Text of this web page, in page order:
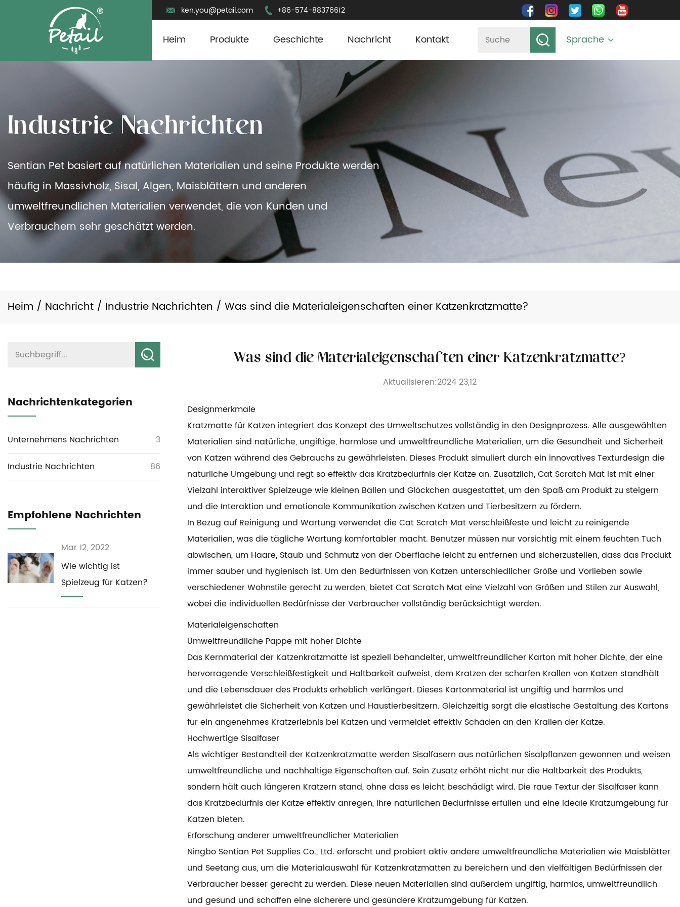
ken.you@petail.com +86-574-88376612
Heim Produkte Geschichte Nachricht Kontakt Sprache
Sentian Pet basiert auf natürlichen Materialien und seine Produkte werden
häufig in Massivholz, Sisal, Algen, Maisblättern und anderen
umweltfreundlichen Materialien verwendet, die von Kunden und
Verbrauchern sehr geschätzt werden.
Heim / Nachricht / Industrie Nachrichten / Was sind die Materialeigenschaften einer Katzenkratzmatte?
Nachrichtenkategorien
Unternehmens Nachrichten 3
Industrie Nachrichten 86
Empfohlene Nachrichten
Mar 12, 2022
Wie wichtig ist
Spielzeug für Katzen?
Was sind die Materialeigenschaften einer Katzenkratzmatte?
Aktualisieren:2024 23,12
Designmerkmale
Kratzmatte für Katzen integriert das Konzept des Umweltschutzes vollständig in den Designprozess. Alle ausgewählten
Materialien sind natürliche, ungiftige, harmlose und umweltfreundliche Materialien, um die Gesundheit und Sicherheit
von Katzen während des Gebrauchs zu gewährleisten. Dieses Produkt simuliert durch ein innovatives Texturdesign die
natürliche Umgebung und regt so effektiv das Kratzbedürfnis der Katze an. Zusätzlich,Cat Scratch Mat ist mit einer
Vielzahl interaktiver Spielzeuge wie kleinen Bällen und Glöckchen ausgestattet, um den Spaß am Produkt zu steigern
und die Interaktion und emotionale Kommunikation zwischen Katzen und Tierbesitzern zu fördern.
In Bezug auf Reinigung und Wartung verwendet die Cat Scratch Mat verschleißfeste und leicht zu reinigende
Materialien, was die tägliche Wartung komfortabler macht. Benutzer müssen nur vorsichtig mit einem feuchten Tuch
abwischen, um Haare, Staub und Schmutz von der Oberfläche leicht zu entfernen und sicherzustellen, dass das Produkt
immer sauber und hygienisch ist. Um den Bedürfnissen von Katzen unterschiedlicher Größe und Vorlieben sowie
verschiedener Wohnstile gerecht zu werden, bietet Cat Scratch Mat eine Vielzahl von Größen und Stilen zur Auswahl,
wobei die individuellen Bedürfnisse der Verbraucher vollständig berücksichtigt werden.
Materialeigenschaften
Umweltfreundliche Pappe mit hoher Dichte
Das Kernmaterial der Katzenkratzmatte ist speziell behandelter, umweltfreundlicher Karton mit hoher Dichte, der eine
hervorragende Verschleißfestigkeit und Haltbarkeit aufweist, dem Kratzen der scharfen Krallen von Katzen standhält
und die Lebensdauer des Produkts erheblich verlängert. Dieses Kartonmaterial ist ungiftig und harmlos und
gewährleistet die Sicherheit von Katzen und Haustierbesitzern. Gleichzeitig sorgt die elastische Gestaltung des Kartons
für ein angenehmes Kratzerlebnis bei Katzen und vermeidet effektiv Schäden an den Krallen der Katze.
Hochwertige Sisalfaser
Als wichtiger Bestandteil der Katzenkratzmatte werden Sisalfasern aus natürlichen Sisalpflanzen gewonnen und weisen
umweltfreundliche und nachhaltige Eigenschaften auf. Sein Zusatz erhöht nicht nur die Haltbarkeit des Produkts,
sondern hält auch längeren Kratzern stand, ohne dass es leicht beschädigt wird. Die raue Textur der Sisalfaser kann
das Kratzbedürfnis der Katze effektiv anregen, ihre natürlichen Bedürfnisse erfüllen und eine ideale Kratzumgebung für
Katzen bieten.
Erforschung anderer umweltfreundlicher Materialien
Ningbo Sentian Pet Supplies Co., Ltd. erforscht und probiert aktiv andere umweltfreundliche Materialien wie Maisblätter
und Seetang aus, um die Materialauswahl für Katzenkratzmatten zu bereichern und den vielfältigen Bedürfnissen der
Verbraucher besser gerecht zu werden. Diese neuen Materialien sind außerdem ungiftig, harmlos, umweltfreundlich
und gesund und schaffen eine sicherere und gesündere Kratzumgebung für Katzen.